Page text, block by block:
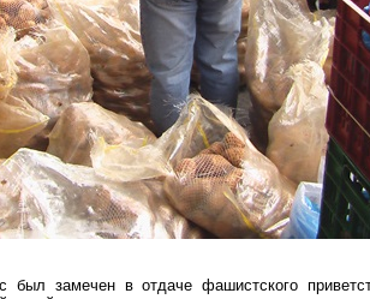
был замечен в отдаче фашистского